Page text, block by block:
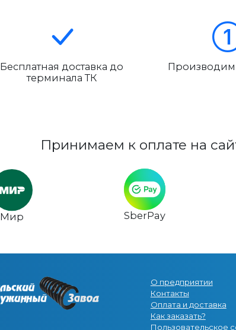
Бесплатная доставка до
терминала ТК
Производим
Принимаем к оплате на
Мир SberPay
О предприятии
Контакты
Оплата и доставка
Как заказать?
Пользовательское